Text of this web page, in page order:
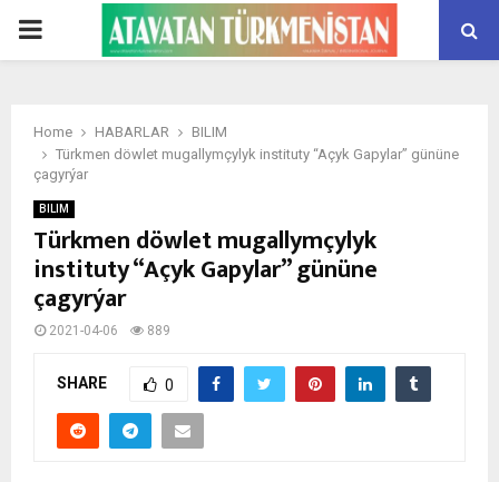
PRIMARY
Home HABARLAR
BILIM
Türkmen döwlet mugallymçylyk instituty “Açyk Gapylar” gününe
çagyrýar
BILIM
Türkmen döwlet mugallymçylyk
instituty “Açyk Gapylar” gününe
çagyrýar
2021-04-06 889
SHARE 0